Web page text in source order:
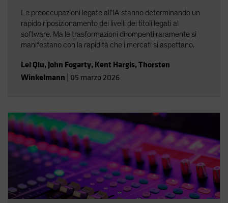
Le preoccupazioni legate all’IA stanno determinando un
rapido riposizionamento dei livelli dei titoli legati al
software. Ma le trasformazioni dirompenti raramente si
manifestano con la rapidità che i mercati si aspettano.
Lei Qiu, John Fogarty, Kent Hargis,Thorsten
Winkelmann 05 marzo 2026